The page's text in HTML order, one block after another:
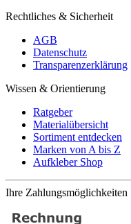
Rechtliches & Sicherheit
AGB
Datenschutz
Transparenzerklärung
Wissen & Orientierung
Ratgeber
Materialübersicht
Sortiment entdecken
Marken von A bis Z
Aufkleber Shop
Ihre Zahlungsmöglichkeiten